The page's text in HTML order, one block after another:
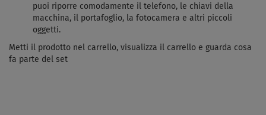
puoi riporre comodamente il telefono, le chiavi della
macchina, il portafoglio, la fotocamera e altri piccoli
oggetti.
Metti il ​​prodotto nel carrello, visualizza il carrello e guarda cosa
fa parte del set